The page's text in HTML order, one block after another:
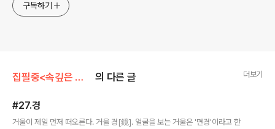
구독하기
집필중<속깊은 한글자> 의 다른 글 더보기
#27.경
거울이 제일 먼저 떠오른다. 거울 경[鏡]. 얼굴을 보는 거울은 '면경'이라고 한